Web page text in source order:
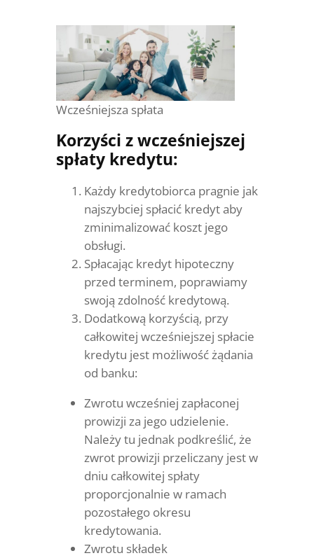
Wcześniejsza spłata
Korzyści z wcześniejszej
spłaty kredytu:
Każdy kredytobiorca pragnie jak
najszybciej spłacić kredyt aby
zminimalizować koszt jego
obsługi.
Spłacając kredyt hipoteczny
przed terminem, poprawiamy
swoją zdolność kredytową.
Dodatkową korzyścią, przy
całkowitej wcześniejszej spłacie
kredytu jest możliwość żądania
od banku:
Zwrotu wcześniej zapłaconej
prowizji za jego udzielenie.
Należy tu jednak podkreślić, że
zwrot prowizji przeliczany jest w
dniu całkowitej spłaty
proporcjonalnie w ramach
pozostałego okresu
kredytowania.
Zwrotu składek